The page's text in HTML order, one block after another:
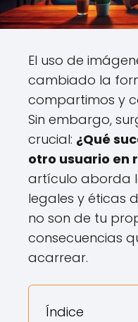
El uso de
cambiado la
compartimos y
Sin embargo,
crucial: ¿Qué
otro usuario en
artículo aborda
legales y éticas
no son de tu
consecuencias
acarrear.
Índice